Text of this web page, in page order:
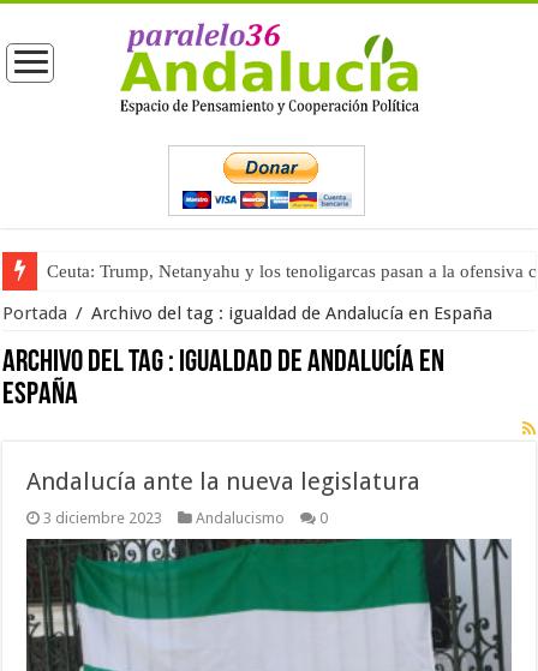
Ceuta: Trump, Netanyahu y los tenoligarcas pasan a la ofensiva
Portada / Archivo del tag : igualdad de Andalucía en España
Archivo del tag : igualdad de Andalucía en
España
Andalucía ante la nueva legislatura
3 diciembre 2023 Andalucismo 0